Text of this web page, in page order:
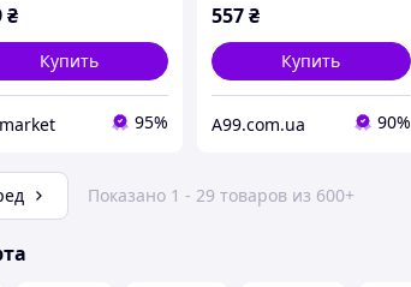
₴
Купить
95%
557₴
Купить
A99.com.ua 90%
Показано 1 - 29 товаров из 600+